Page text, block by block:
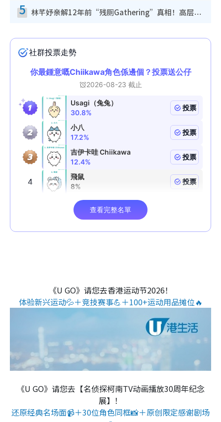
5 林芊妤亲解12年前“残厕Gathering”真相！高层解约一句话重创尊严，至今拒返TVB
《U GO》请您去香港运动节2026！
体验新兴运动💦＋竞技赛事💪＋100+运动用品摊位🔥
《U GO》请您去【名侦探柯南TV动画播放30周年纪念
展】！
还原经典名场面📹＋30位角色同框📸＋原创限定感谢剧场